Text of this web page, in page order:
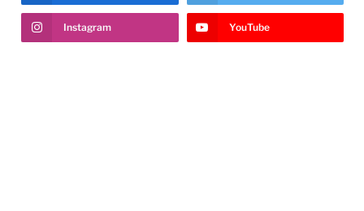
Instagram YouTube